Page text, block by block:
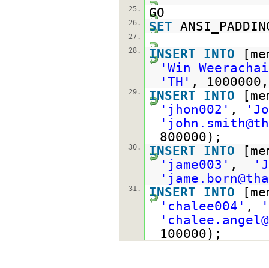
25.
GO
26. SET
27.
28.
INSERT INTO
'Win
'TH' ,
29. INSERT INTO
'jhon002' ,
800000);
30. INSERT INTO
'jame003' ,
31. INSERT INTO
'chalee004' ,
100000);